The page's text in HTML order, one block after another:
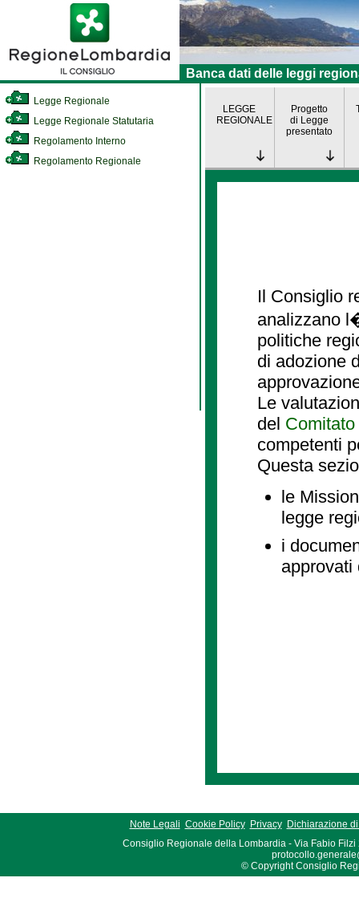
Banca dati delle leggi
Legge Regionale
Legge Regionale Statutaria
Regolamento Interno
Regolamento Regionale
LEGGE
REGIONALE
Progetto
di Legge
presentato
Il Consiglio
analizzano
politiche
di adozione
Le
del
competenti
Questa
le
legge
i
approvati
Note Legali Cookie Policy Privacy
Dichiarazione
Consiglio Regionale della Lombardia - Via Fabio Filzi
© Copyright Consiglio